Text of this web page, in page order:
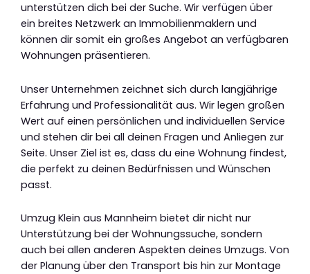
unterstützen dich bei der Suche. Wir verfügen über
ein breites Netzwerk an Immobilienmaklern und
können dir somit ein großes Angebot an verfügbaren
Wohnungen präsentieren.
Unser Unternehmen zeichnet sich durch langjährige
Erfahrung und Professionalität aus. Wir legen großen
Wert auf einen persönlichen und individuellen Service
und stehen dir bei all deinen Fragen und Anliegen zur
Seite. Unser Ziel ist es, dass du eine Wohnung findest,
die perfekt zu deinen Bedürfnissen und Wünschen
passt.
Umzug Klein aus Mannheim bietet dir nicht nur
Unterstützung bei der Wohnungssuche, sondern
auch bei allen anderen Aspekten deines Umzugs. Von
der Planung über den Transport bis hin zur Montage